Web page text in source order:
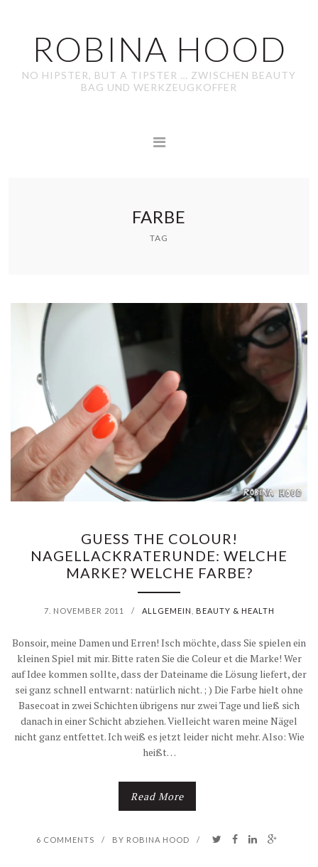
ROBINA HOOD
NO HIPSTER, BUT A TIPSTER … ZWISCHEN BEAUTY
BAG UND WERKZEUGKOFFER
FARBE
TAG
GUESS THE COLOUR!
NAGELLACKRATERUNDE: WELCHE
MARKE? WELCHE FARBE?
7. NOVEMBER 2011 / ALLGEMEIN BEAUTY & HEALTH
Bonsoir, meine Damen und Erren! Isch möchte, dass Sie spielen ein
kleinen Spiel mit mir. Bitte raten Sie die Coleur et die Marke! Wer
auf Idee kommen sollte, dass der Dateiname die Lösung liefert, der
sei ganz schnell entwarnt: natürlich nicht. ; ) Die Farbe hielt ohne
Basecoat in zwei Schichten übrigens nur zwei Tage und ließ sich
danach in einer Schicht abziehen. Vielleicht waren meine Nägel
nicht ganz entfettet. Ich weiß es jetzt leider nicht mehr. Also: Wie
heißt…
Read More
6 COMMENTS / BY ROBINA HOOD /